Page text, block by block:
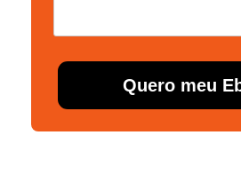
Quero meu